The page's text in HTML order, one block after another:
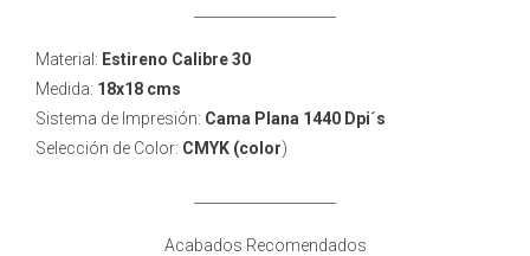
Material: Estireno Calibre 30
Medida: 18x18 cms
Sistema de Impresión: Cama Plana 1440 Dpi´s
Selección de Color: CMYK (color)
Acabados Recomendados